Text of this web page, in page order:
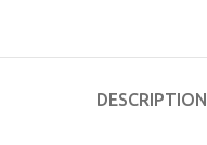
DESCRIPTION